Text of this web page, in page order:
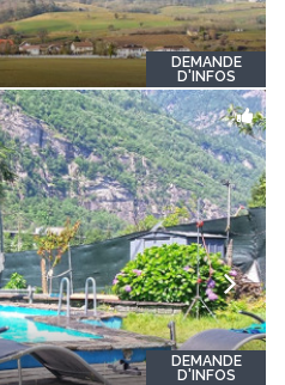
DEMANDE
D'INFOS
DEMANDE
D'INFOS